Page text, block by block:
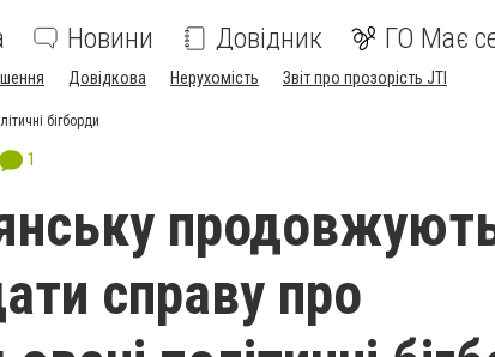
Новини Довідник ГО Має
Довідкова Нерухомість Звіт про прозорість JTI
бігборди
1
справу про